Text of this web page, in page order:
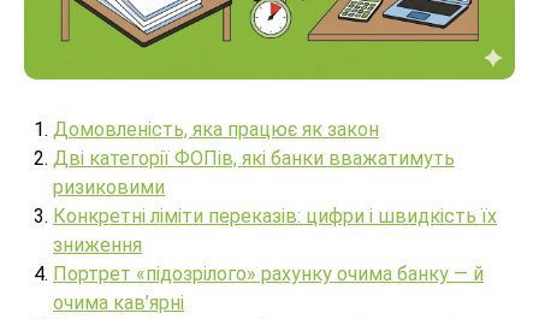
Домовленість, яка працює як закон
Дві категорії ФОПів, які банки вважатимуть
ризиковими
Конкретні ліміти переказів: цифри і швидкість їх
зниження
Портрет «підозрілого» рахунку очима банку — й
очима кав’ярні